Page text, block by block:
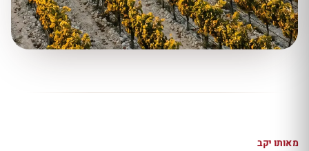
מאותו יקב